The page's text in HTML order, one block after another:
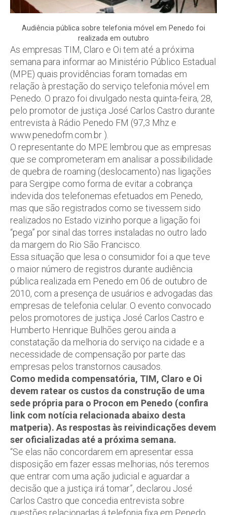
Audiência pública sobre telefonia móvel em Penedo foi
realizada em outubro
As empresas TIM, Claro e Oi tem até a próxima
semana para informar ao Ministério Público Estadual
(MPE) quais providências foram tomadas em
relação à prestação do serviço telefonia móvel em
Penedo. O prazo foi divulgado nesta quinta-feira, 28,
pelo promotor de justiça José Carlos Castro durante
entrevista à Rádio Penedo FM (97,3 Mhz e
www.penedofm.com.br ).
O representante do MPE lembrou que as empresas
que se comprometeram em analisar a possibilidade
de quebra de roaming (deslocamento) nas ligações
para Sergipe como forma de evitar a cobrança
indevida dos telefonemas efetuados em Penedo,
mas que são registrados como se tivessem sido
realizados no Estado vizinho porque a ligação foi
“pega” por sinal das torres instaladas no outro lado
da margem do Rio São Francisco.
Essa situação que lesa o consumidor foi a que teve
o maior número de registros durante audiência
pública realizada em Penedo em 06 de outubro de
2010, com a presença de usuários e advogadas das
empresas de telefonia celular. O evento convocado
pelos promotores de justiça José Carlos Castro e
Humberto Henrique Bulhões gerou ainda a
constatação da melhoria do serviço na cidade e a
necessidade de compensação por parte das
empresas pelos transtornos causados.
Como medida compensatória, TIM, Claro e Oi
devem ratear os custos da construção de uma
sede própria para o Procon em Penedo (confira
link com notícia relacionada abaixo desta
matperia). As respostas às reivindicações devem
ser oficializadas até a próxima semana.
“Se elas não concordarem em apresentar essa
disposição em fazer essas melhorias, nós teremos
que entrar com uma ação judicial e aguardar a
decisão que a justiça irá tomar”, declarou José
Carlos Castro que concedia entrevista sobre
questões relacionadas á telefonia fixa em Penedo,